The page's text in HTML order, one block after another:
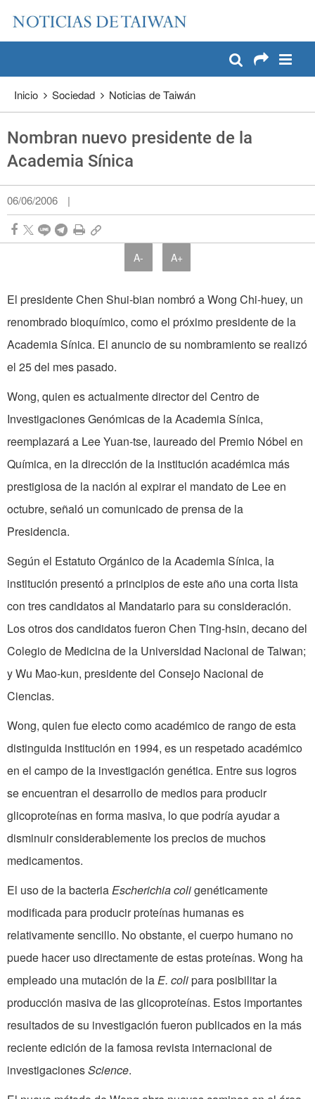
Pase a contenido principal
Inicio Sociedad Noticias de Taiwán
Nombran nuevo presidente de la
Academia Sínica
06/06/2006 |
A- A+
El presidente Chen Shui-bian nombró a Wong Chi-huey, un
renombrado bioquímico, como el próximo presidente de la
Academia Sínica. El anuncio de su nombramiento se realizó
el 25 del mes pasado.
Wong, quien es actualmente director del Centro de
Investigaciones Genómicas de la Academia Sínica,
reemplazará a Lee Yuan-tse, laureado del Premio Nóbel en
Química, en la dirección de la institución académica más
prestigiosa de la nación al expirar el mandato de Lee en
octubre, señaló un comunicado de prensa de la
Presidencia.
Según el Estatuto Orgánico de la Academia Sínica, la
institución presentó a principios de este año una corta lista
con tres candidatos al Mandatario para su consideración.
Los otros dos candidatos fueron Chen Ting-hsin, decano del
Colegio de Medicina de la Universidad Nacional de Taiwan;
y Wu Mao-kun, presidente del Consejo Nacional de
Ciencias.
Wong, quien fue electo como académico de rango de esta
distinguida institución en 1994, es un respetado académico
en el campo de la investigación genética. Entre sus logros
se encuentran el desarrollo de medios para producir
glicoproteínas en forma masiva, lo que podría ayudar a
disminuir considerablemente los precios de muchos
medicamentos.
El uso de la bacteriaEscherichia coligenéticamente
modificada para producir proteínas humanas es
relativamente sencillo. No obstante, el cuerpo humano no
puede hacer uso directamente de estas proteínas. Wong ha
empleado una mutación de laE. colipara posibilitar la
producción masiva de las glicoproteínas. Estos importantes
resultados de su investigación fueron publicados en la más
reciente edición de la famosa revista internacional de
investigacionesScience.